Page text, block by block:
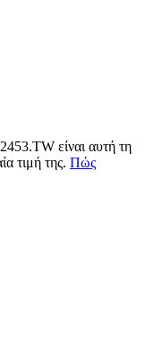
είναι αυτή τη
τιμή της. Πώς